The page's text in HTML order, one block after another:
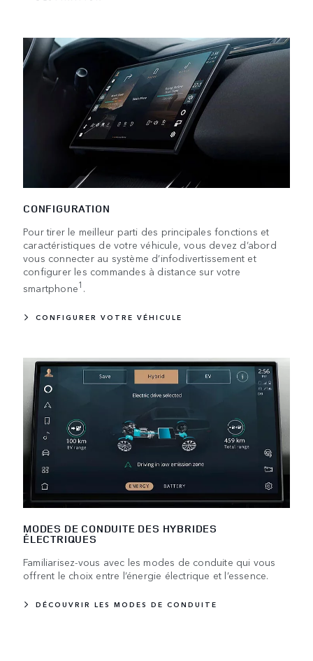
CONFIGURATION
Pour tirer le meilleur parti des principales fonctions et
caractéristiques de votre véhicule, vous devez d’abord
vous connecter au système d’infodivertissement et
configurer les commandes à distance sur votre
smartphone1 .
CONFIGURER VOTRE VÉHICULE
MODES DE CONDUITE DES HYBRIDES
ÉLECTRIQUES
Familiarisez-vous avec les modes de conduite qui vous
offrent le choix entre l’énergie électrique et l’essence.
DÉCOUVRIR LES MODES DE CONDUITE